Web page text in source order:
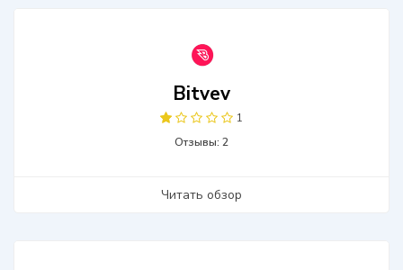
Bitvev
1
Отзывы: 2
Читать обзор